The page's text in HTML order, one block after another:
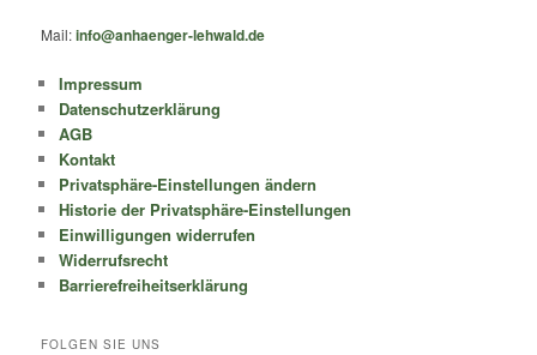
Mail:info@anhaenger-lehwald.de
Impressum
Datenschutzerklärung
AGB
Kontakt
Privatsphäre-Einstellungen ändern
Historie der Privatsphäre-Einstellungen
Einwilligungen widerrufen
Widerrufsrecht
Barrierefreiheitserklärung
FOLGEN SIE UNS